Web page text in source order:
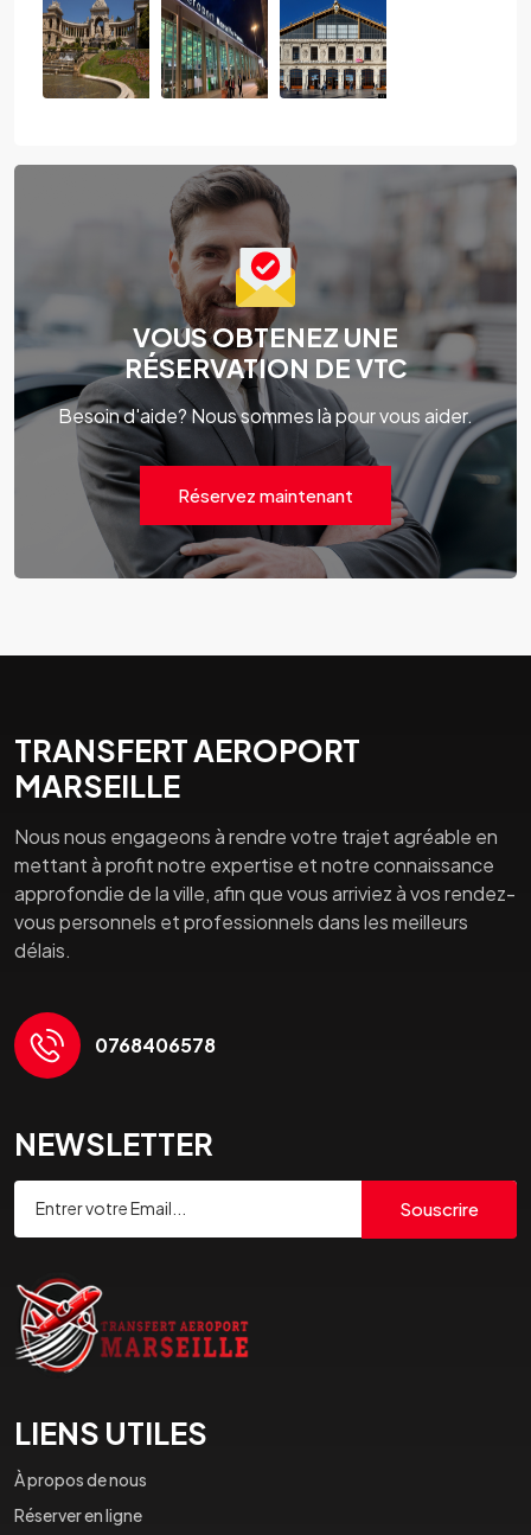
VOUS OBTENEZ UNE
RÉSERVATION DE VTC
Besoin d'aide? Nous sommes là pour vous aider.
Réservez maintenant
TRANSFERT AEROPORT
MARSEILLE
Nous nous engageons à rendre votre trajet agréable en
mettant à profit notre expertise et notre connaissance
approfondie de la ville, afin que vous arriviez à vos rendez-
vous personnels et professionnels dans les meilleurs
délais.
0768406578
NEWSLETTER
Souscrire
LIENS UTILES
À propos de nous
Réserver en ligne